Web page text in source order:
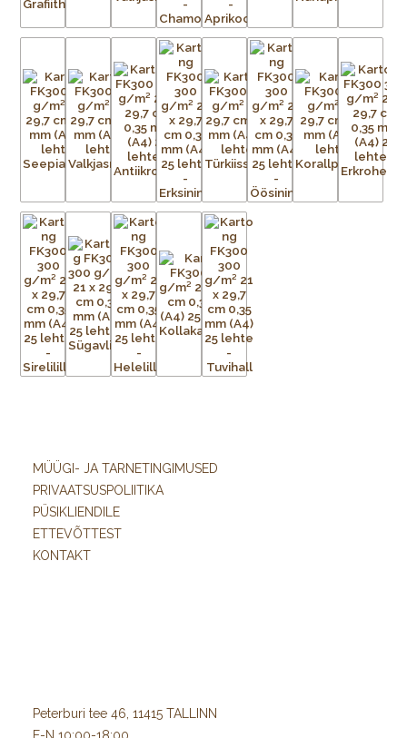
MÜÜGI- JA TARNETINGIMUSED
PRIVAATSUSPOLIITIKA
PÜSIKLIENDILE
ETTEVÕTTEST
KONTAKT
Peterburi tee 46, 11415 TALLINN